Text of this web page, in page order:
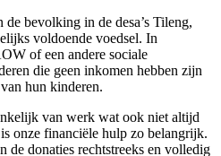
de bevolking in de desa’s Tileng,
voldoende voedsel. In
of een andere sociale
die geen inkomen hebben zijn
hun kinderen.
van werk wat ook niet altijd
onze financiële hulp zo belangrijk.
donaties rechtstreeks en volledig